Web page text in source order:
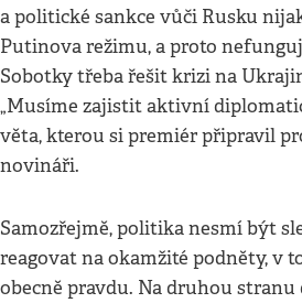
a politické sankce vůči Rusku
Putinova režimu, a proto
Sobotky třeba řešit krizi na
„Musíme zajistit aktivní
věta, kterou si premiér připravil
novináři.
Samozřejmě, politika nesmí být
reagovat na okamžité podněty, v
obecně pravdu. Na druhou